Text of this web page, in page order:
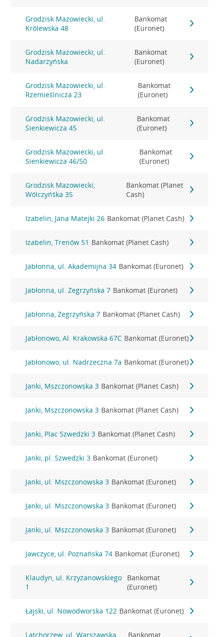
Grodzisk Mazowiecki, ul.
Królewska 48
Bankomat
(Euronet)
Grodzisk Mazowiecki, ul.
Nadarzyńska
Bankomat
(Euronet)
Grodzisk Mazowiecki, ul.
Rzemieślnicza 23
Bankomat
(Euronet)
Grodzisk Mazowiecki, ul.
Sienkiewicza 45
Bankomat
(Euronet)
Grodzisk Mazowiecki, ul.
Sienkiewicza 46/50
Bankomat
(Euronet)
Grodzisk Mazowiecki,
Wólczyńśka 35
Bankomat (Planet
Cash)
Izabelin, Jana Matejki 26 Bankomat (Planet Cash)
Izabelin, Trenów 51 Bankomat (Planet Cash)
Jabłonna, ul. Akademijna 34 Bankomat (Euronet)
Jabłonna, ul. Zegrzyńska 7 Bankomat (Euronet)
Jabłonna, Zegrzyńska 7 Bankomat (Planet Cash)
Jabłonowo, Al. Krakowska 67C Bankomat (Euronet)
Jabłonowo, ul. Nadrzeczna 7a Bankomat (Euronet)
Janki, Mszczonowska 3 Bankomat (Planet Cash)
Janki, Mszczonowska 3 Bankomat (Planet Cash)
Janki, Plac Szwedzki 3 Bankomat (Planet Cash)
Janki, pl. Szwedzki 3 Bankomat (Euronet)
Janki, ul. Mszczonowska 3 Bankomat (Euronet)
Janki, ul. Mszczonowska 3 Bankomat (Euronet)
Janki, ul. Mszczonowska 3 Bankomat (Euronet)
Jawczyce, ul. Poznańska 74 Bankomat (Euronet)
Klaudyn, ul. Krzyżanowskiego
1
Bankomat
(Euronet)
Łajski, ul. Nowodworska 122 Bankomat (Euronet)
Latchorzew, ul. Warszawska Bankomat